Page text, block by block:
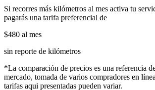
Si recorres más kilómetros al mes activa tu
pagarás una tarifa preferencial de
$480 al mes
sin reporte de kilómetros
*La comparación de precios es una referencia
mercado, tomada de varios compradores en
tarifas aqui presentadas pueden variar.